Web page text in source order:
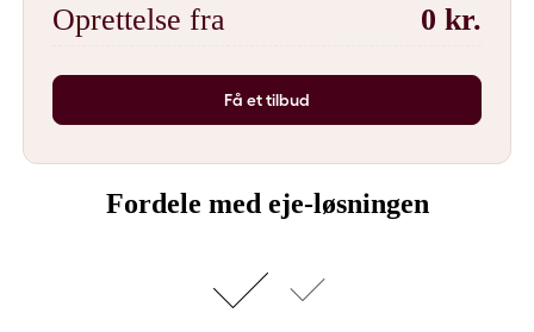
Oprettelse fra
0 kr.
Få et tilbud
Fordele med eje-løsningen